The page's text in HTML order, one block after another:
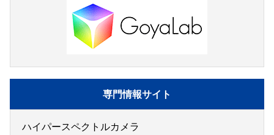
専門情報サイト
ハイパースペクトルカメラ